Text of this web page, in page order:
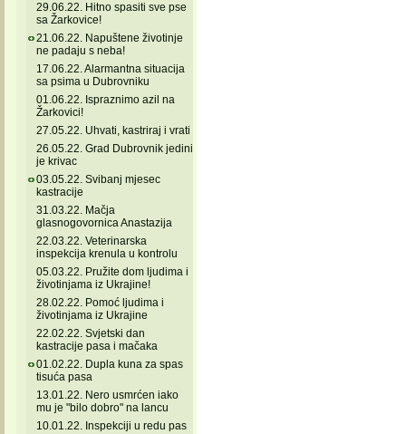
29.06.22. Hitno spasiti sve pse
sa Žarkovice!
21.06.22. Napuštene životinje
ne padaju s neba!
17.06.22. Alarmantna situacija
sa psima u Dubrovniku
01.06.22. Ispraznimo azil na
Žarkovici!
27.05.22. Uhvati, kastriraj i vrati
26.05.22. Grad Dubrovnik jedini
je krivac
03.05.22. Svibanj mjesec
kastracije
31.03.22. Mačja
glasnogovornica Anastazija
22.03.22. Veterinarska
inspekcija krenula u kontrolu
05.03.22. Pružite dom ljudima i
životinjama iz Ukrajine!
28.02.22. Pomoć ljudima i
životinjama iz Ukrajine
22.02.22. Svjetski dan
kastracije pasa i mačaka
01.02.22. Dupla kuna za spas
tisuća pasa
13.01.22. Nero usmrćen iako
mu je "bilo dobro" na lancu
10.01.22. Inspekciji u redu pas